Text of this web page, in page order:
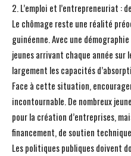
2. L’emploi et l’entrepreneuriat :
Le chômage reste une réalité
guinéenne. Avec une
jeunes arrivant chaque année sur
largement les capacités
Face à cette situation,
incontournable. De nombreux
pour la création d’entreprises,
financement, de soutien
Les politiques publiques doivent